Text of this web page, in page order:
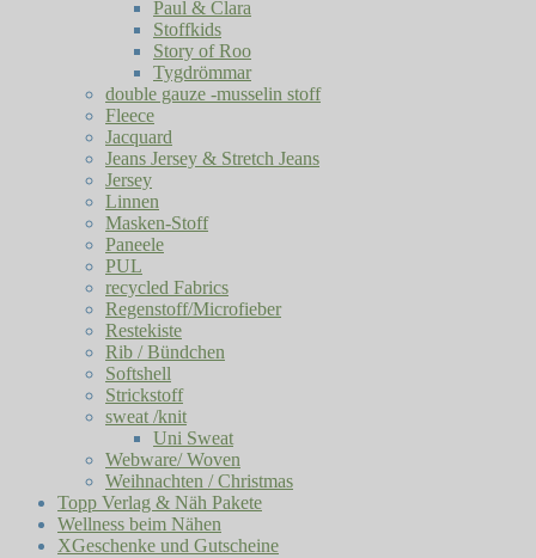
Paul & Clara
Stoffkids
Story of Roo
Tygdrömmar
double gauze -musselin stoff
Fleece
Jacquard
Jeans Jersey & Stretch Jeans
Jersey
Linnen
Masken-Stoff
Paneele
PUL
recycled Fabrics
Regenstoff/Microfieber
Restekiste
Rib / Bündchen
Softshell
Strickstoff
sweat /knit
Uni Sweat
Webware/ Woven
Weihnachten / Christmas
Topp Verlag & Näh Pakete
Wellness beim Nähen
XGeschenke und Gutscheine